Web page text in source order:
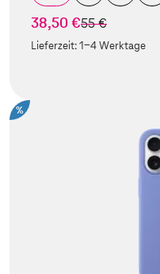
38,50 €statt
55 €
Lieferzeit:1-4 Werktage
%